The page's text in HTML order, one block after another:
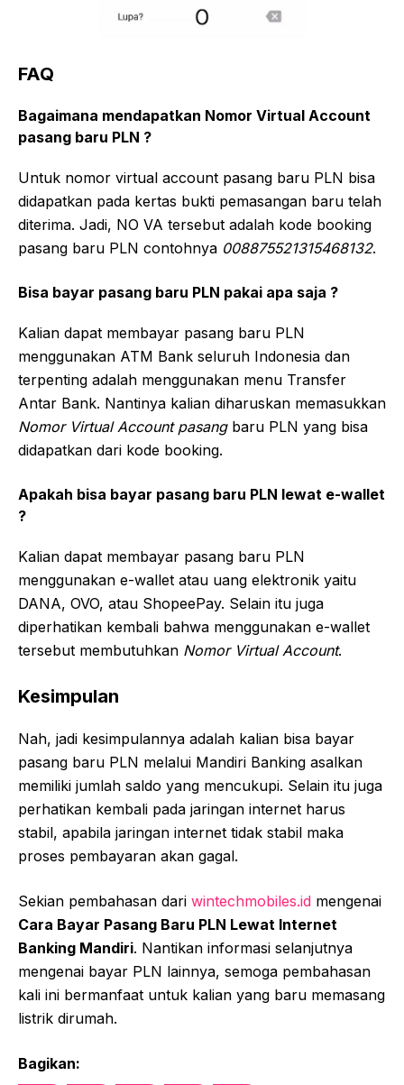
FAQ
Bagaimana mendapatkan Nomor Virtual Account
pasang baru PLN ?
Untuk nomor virtual account pasang baru PLN bisa
didapatkan pada kertas bukti pemasangan baru telah
diterima. Jadi, NO VA tersebut adalah kode booking
pasang baru PLN contohnya 008875521315468132.
Bisa bayar pasang baru PLN pakai apa saja ?
Kalian dapat membayar pasang baru PLN
menggunakan ATM Bank seluruh Indonesia dan
terpenting adalah menggunakan menu Transfer
Antar Bank. Nantinya kalian diharuskan memasukkan
Nomor Virtual Account pasangbaru PLN yang bisa
didapatkan dari kode booking.
Apakah bisa bayar pasang baru PLN lewat e-wallet
?
Kalian dapat membayar pasang baru PLN
menggunakan e-wallet atau uang elektronik yaitu
DANA, OVO, atau ShopeePay. Selain itu juga
diperhatikan kembali bahwa menggunakan e-wallet
tersebut membutuhkan Nomor Virtual Account.
Kesimpulan
Nah, jadi kesimpulannya adalah kalian bisa bayar
pasang baru PLN melalui Mandiri Banking asalkan
memiliki jumlah saldo yang mencukupi. Selain itu juga
perhatikan kembali pada jaringan internet harus
stabil, apabila jaringan internet tidak stabil maka
proses pembayaran akan gagal.
Sekian pembahasan dari wintechmobiles.id mengenai
Cara Bayar Pasang Baru PLN Lewat Internet
Banking Mandiri. Nantikan informasi selanjutnya
mengenai bayar PLN lainnya, semoga pembahasan
kali ini bermanfaat untuk kalian yang baru memasang
listrik dirumah.
Bagikan: